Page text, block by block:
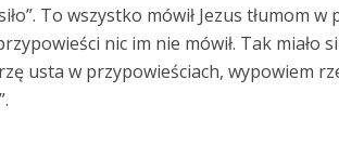
To wszystko mówił Jezus tłumom
nic im nie mówił. Tak miało
usta w przypowieściach, wypowiem